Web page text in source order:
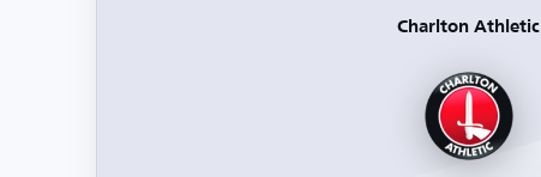
Charlton Athletic